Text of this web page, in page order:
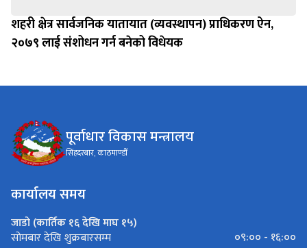
शहरी क्षेत्र सार्वजनिक यातायात (व्यवस्थापन) प्राधिकरण ऐन,
२०७९ लाई संशोधन गर्न बनेको विधेयक
पूर्वाधार विकास मन्त्रालय
सिंहदरबार, काठमाण्डौँ
कार्यालय समय
जाडो (कार्तिक १६ देखि माघ १५)
सोमबार देखि शुक्रबारसम्म
०९:०० - १६:००